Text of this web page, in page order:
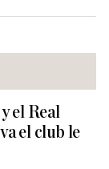
el Real
el club le